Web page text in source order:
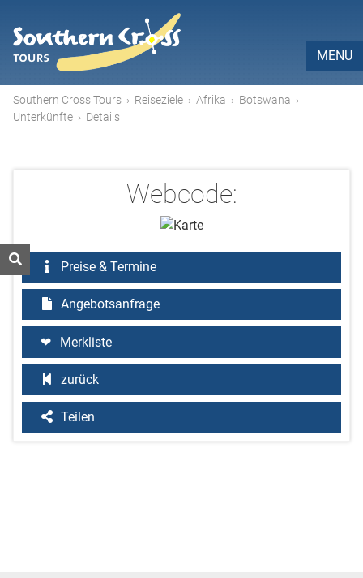
MENU
Southern Cross Tours › Reiseziele › Afrika › Botswana ›
Unterkünfte › Details
Webcode:
Preise & Termine
Angebotsanfrage
Merkliste
zurück
Teilen